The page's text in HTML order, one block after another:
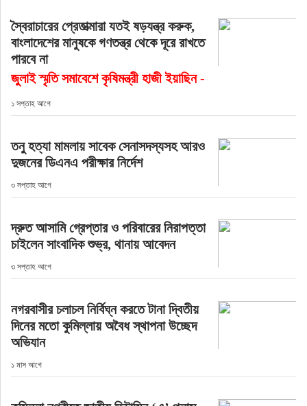
স্বৈরাচারের প্রেতাত্মারা যতই ষড়যন্ত্র করুক,
বাংলাদেশের মানুষকে গণতন্ত্র থেকে দূরে রাখতে
পারবে না
জুলাই স্মৃতি সমাবেশে কৃষিমন্ত্রী হাজী ইয়াছিন -
১ সপ্তাহ আগে
তনু হত্যা মামলায় সাবেক সেনাসদস্যসহ আরও
দুজনের ডিএনএ পরীক্ষার নির্দেশ
৩ সপ্তাহ আগে
দ্রুত আসামি গ্রেপ্তার ও পরিবারের নিরাপত্তা
চাইলেন সাংবাদিক শুভ্র, থানায় আবেদন
৩ সপ্তাহ আগে
নগরবাসীর চলাচল নির্বিঘ্ন করতে টানা দ্বিতীয়
দিনের মতো কুমিল্লায় অবৈধ স্থাপনা উচ্ছেদ
অভিযান
১ মাস আগে